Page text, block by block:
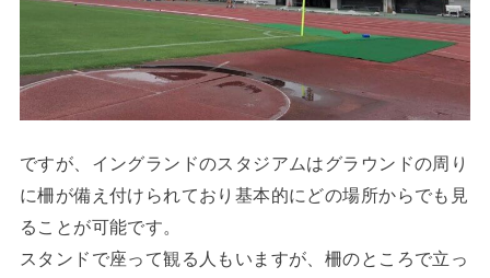
ですが、イングランドのスタジアムはグラウンドの周り
に柵が備え付けられており基本的にどの場所からでも見
ることが可能です。
スタンドで座って観る人もいますが、柵のところで立っ